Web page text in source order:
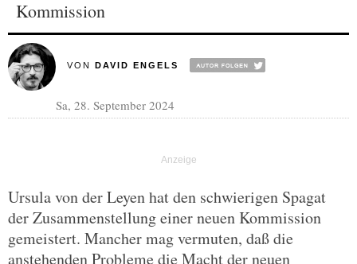
Kommission
VON DAVID ENGELS
Sa, 28. September 2024
Ursula von der Leyen hat den schwierigen Spagat
der Zusammenstellung einer neuen Kommission
gemeistert. Mancher mag vermuten, daß die
anstehenden Probleme die Macht der neuen